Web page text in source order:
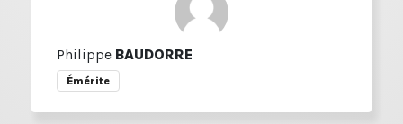
Philippe BAUDORRE
Émérite